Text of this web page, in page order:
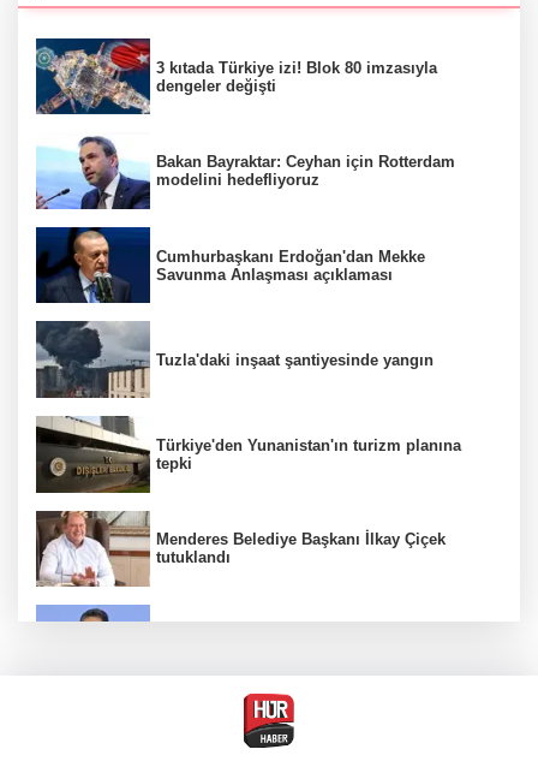
3 kıtada Türkiye izi! Blok 80 imzasıyla
dengeler değişti
Bakan Bayraktar: Ceyhan için Rotterdam
modelini hedefliyoruz
Cumhurbaşkanı Erdoğan'dan Mekke
Savunma Anlaşması açıklaması
Tuzla'daki inşaat şantiyesinde yangın
Türkiye'den Yunanistan'ın turizm planına
tepki
Menderes Belediye Başkanı İlkay Çiçek
tutuklandı
Hür Ağbaba soruşturmasında MASAK para
hareketlerini inceledi